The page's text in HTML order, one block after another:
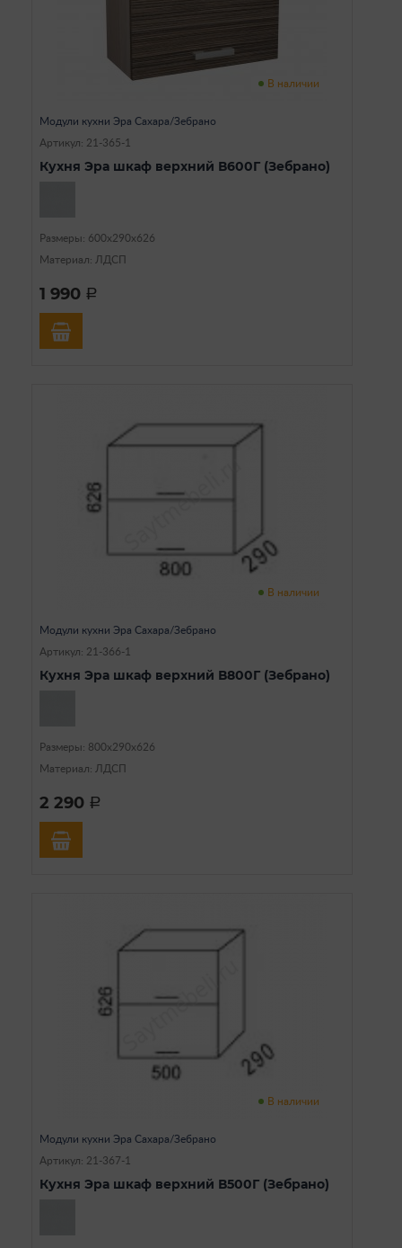
В наличии
Модули кухни Эра Сахара/Зебрано
Артикул: 21-365-1
Кухня Эра шкаф верхний В600Г (Зебрано)
Размеры: 600х290х626
Материал: ЛДСП
1 990 a
В наличии
Модули кухни Эра Сахара/Зебрано
Артикул: 21-366-1
Кухня Эра шкаф верхний В800Г (Зебрано)
Размеры: 800х290х626
Материал: ЛДСП
2 290 a
В наличии
Модули кухни Эра Сахара/Зебрано
Артикул: 21-367-1
Кухня Эра шкаф верхний В500Г (Зебрано)